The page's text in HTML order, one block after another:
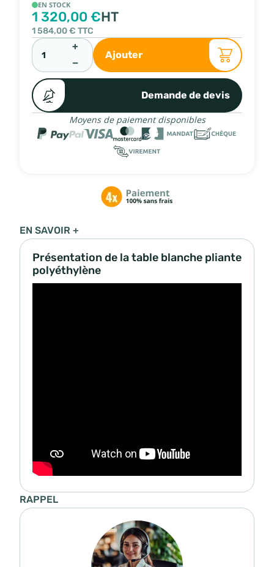
EN STOCK
1 320,00 €HT
1 584,00 € TTC
+
−
Ajouter
Demande de devis
Moyens de paiement disponibles
EN SAVOIR +
Présentation de la table blanche pliante
polyéthylène
RAPPEL